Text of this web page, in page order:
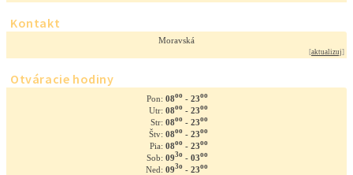
Kontakt
Moravská
[aktualizuj]
Otváracie hodiny
Pon: 08oo- 23oo
Utr: 08oo- 23oo
Str: 08oo- 23oo
Štv: 08oo- 23oo
Pia: 08oo- 23oo
Sob: 093o- 03oo
Ned: 093o- 23oo